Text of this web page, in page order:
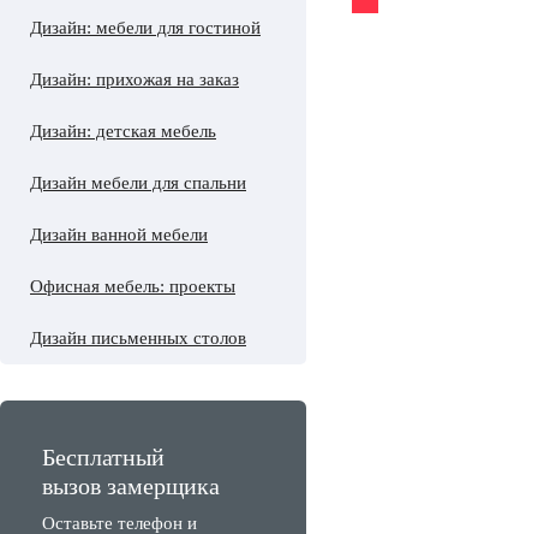
Дизайн: мебели для гостиной
Дизайн: прихожая на заказ
Дизайн: детская мебель
Дизайн мебели для спальни
Дизайн ванной мебели
Офисная мебель: проекты
Дизайн письменных столов
Бесплатный
вызов замерщика
Оставьте телефон и